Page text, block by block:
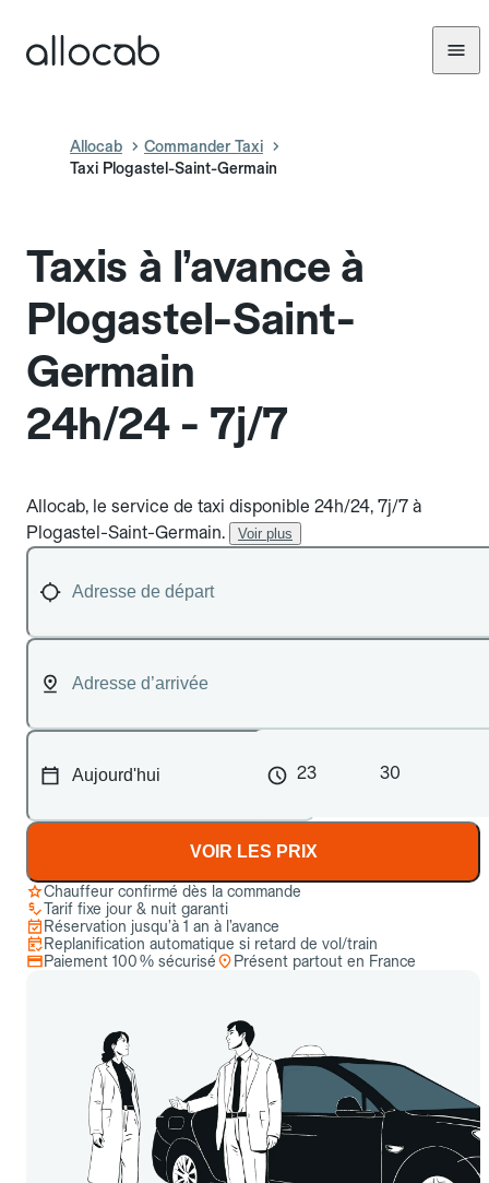
Allocab
Commander Taxi
Taxi Plogastel-Saint-Germain
Taxis à l’avance à
Plogastel-Saint-
Germain
24h/24 - 7j/7
Allocab, le service de taxi disponible 24h/24, 7j/7 à
Plogastel-Saint-Germain.
Voir plus
23 30
VOIR LES PRIX
Chauffeur confirmé dès la commande
Tarif fixe jour & nuit garanti
Réservation jusqu’à 1 an à l’avance
Replanification automatique si retard de vol/train
Paiement 100 % sécurisé
Présent partout en France